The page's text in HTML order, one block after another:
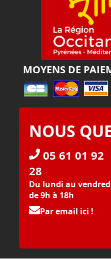
MOYENS DE
NOUS
05 61 01 92
28
Du lundi au
de 9h à 18h
Par email ici !